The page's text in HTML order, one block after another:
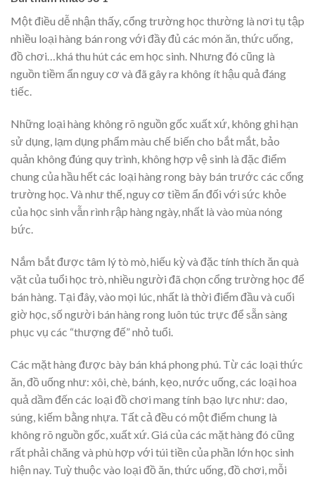
Một điều dễ nhận thấy, cổng trường học thường là nơi tụ tập
nhiều loại hàng bán rong với đầy đủ các món ăn, thức uống,
đồ chơi…khá thu hút các em học sinh. Nhưng đó cũng là
nguồn tiềm ẩn nguy cơ và đã gây ra không ít hậu quả đáng
tiếc.
Những loại hàng không rõ nguồn gốc xuất xứ, không ghi hạn
sử dụng, lạm dụng phẩm màu chế biến cho bắt mắt, bảo
quản không đúng quy trình, không hợp vệ sinh là đặc điểm
chung của hầu hết các loại hàng rong bày bán trước các cổng
trường học. Và như thế, nguy cơ tiềm ẩn đối với sức khỏe
của học sinh vẫn rình rập hàng ngày, nhất là vào mùa nóng
bức.
Nắm bắt được tâm lý tò mò, hiếu kỳ và đặc tính thích ăn quà
vặt của tuổi học trò, nhiều người đã chọn cổng trường học để
bán hàng. Tại đây, vào mọi lúc, nhất là thời điểm đầu và cuối
giờ học, số người bán hàng rong luôn túc trực để sẵn sàng
phục vụ các “thượng đế” nhỏ tuổi.
Các mặt hàng được bày bán khá phong phú. Từ các loại thức
ăn, đồ uống như: xôi, chè, bánh, kẹo, nước uống, các loại hoa
quả dầm đến các loại đồ chơi mang tính bạo lực như: dao,
súng, kiếm bằng nhựa. Tất cả đều có một điểm chung là
không rõ nguồn gốc, xuất xứ. Giá của các mặt hàng đó cũng
rất phải chăng và phù hợp với túi tiền của phần lớn học sinh
hiện nay. Tuỳ thuộc vào loại đồ ăn, thức uống, đồ chơi, mỗi